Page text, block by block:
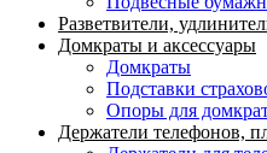
Разветвители,
Домкраты и аксессуары
Домкраты
Подставки
Опоры для
Держатели телефонов,